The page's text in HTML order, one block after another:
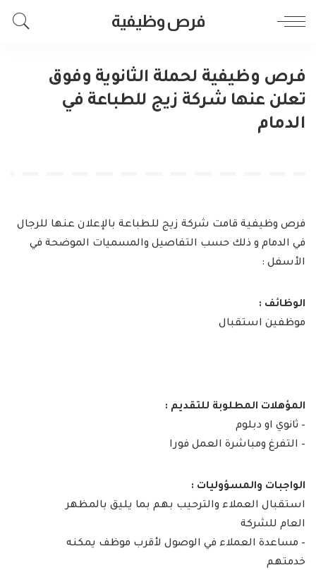
فرص وظيفية
فرص وظيفية لحملة الثانوية وفوق
تعلن عنها شركة زيج للطباعة في
الدمام
فرص وظيفية قامت شركة زيج للطباعة بالإعلان عنها للرجال
في الدمام و ذلك حسب التفاصيل والمسميات الموضحة في
الأسفل :
الوظائف :
موظفين استقبال
المؤهلات المطلوبة للتقديم :
– ثانوي او دبلوم
– التفرغ ومباشرة العمل فورا
الواجبات والمسؤوليات :
استقبال العملاء والترحيب بهم بما يليق بالمظهر
العام للشركة
– مساعدة العملاء في الوصول لأقرب موظف يمكنه
خدمتهم